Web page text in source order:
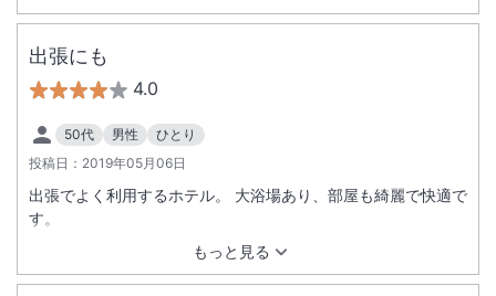
出張にも
4.0
50代 男性
ひとり
投稿日： 2019年05月06日
もっと見る
出張でよく利用するホテル。 大浴場あり、部屋も綺麗で快適で
す。